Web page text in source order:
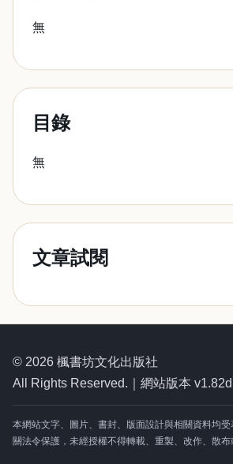
無
目錄
無
文章試閱
© 2026 楓書坊文化出版社
All Rights Reserved.｜網站版本 v1.82d
本網站文字、圖片、書封、版面設計與相關資料均
關法令保護，未經授權不得轉載、重製、改作、散布